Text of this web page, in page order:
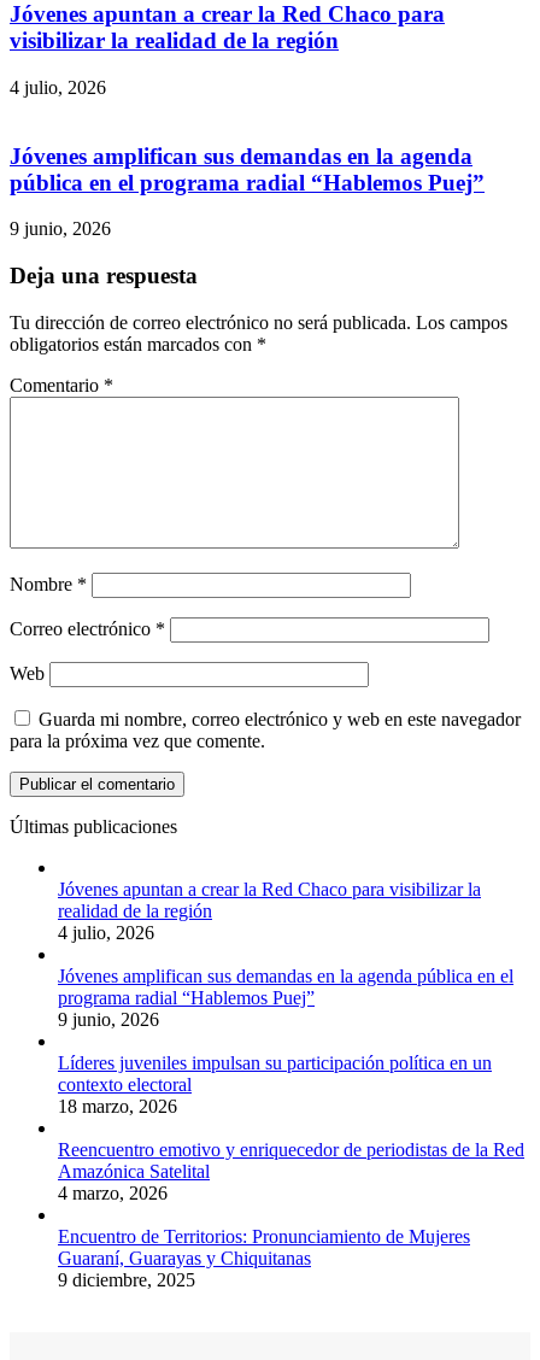
Jóvenes apuntan a crear la Red Chaco para
visibilizar la realidad de la región
4 julio, 2026
Jóvenes amplifican sus demandas en la agenda
pública en el programa radial “Hablemos Puej”
9 junio, 2026
Deja una respuesta
Tu dirección de correo electrónico no será publicada. Los campos
obligatorios están marcados con *
Comentario *
Nombre *
Correo electrónico *
Web
Guarda mi nombre, correo electrónico y web en este navegador
para la próxima vez que comente.
Últimas publicaciones
Jóvenes apuntan a crear la Red Chaco para visibilizar la
realidad de la región
4 julio, 2026
Jóvenes amplifican sus demandas en la agenda pública en el
programa radial “Hablemos Puej”
9 junio, 2026
Líderes juveniles impulsan su participación política en un
contexto electoral
18 marzo, 2026
Reencuentro emotivo y enriquecedor de periodistas de la Red
Amazónica Satelital
4 marzo, 2026
Encuentro de Territorios: Pronunciamiento de Mujeres
Guaraní, Guarayas y Chiquitanas
9 diciembre, 2025